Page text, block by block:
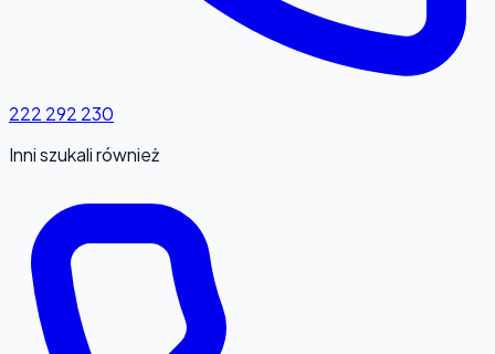
222 292 230
Inni szukali również